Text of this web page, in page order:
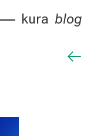
kura blog
←